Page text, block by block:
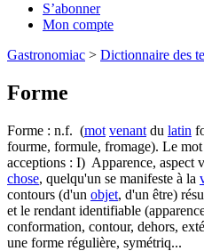
S’abonner
Mon compte
Gastronomiac > Dictionnaire des
Forme
Forme : n.f. (mot venant du latin
fourme, formule, fromage). Le
acceptions : I) Apparence, aspect
chose, quelqu'un se manifeste à la
contours (d'un objet, d'un être)
et le rendant identifiable
conformation, contour, dehors,
une forme régulière, symétriq...